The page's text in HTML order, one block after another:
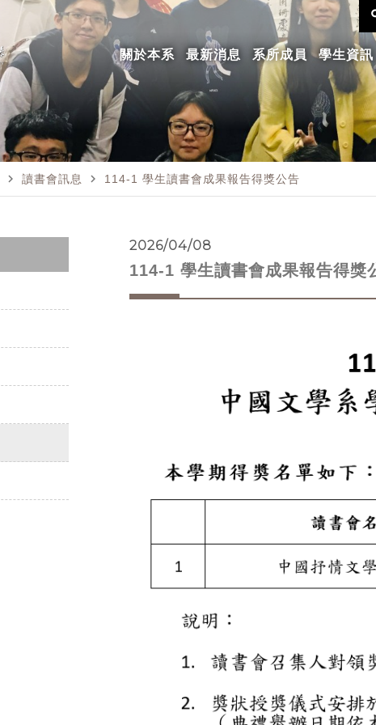
關於本系 最新消息 系所成員 學生資訊
navigate_next 讀書會訊息 navigate_next 114-1 學生讀書會成果報告得獎公告
2026/04/08
114-1 學生讀書會成果報告得獎